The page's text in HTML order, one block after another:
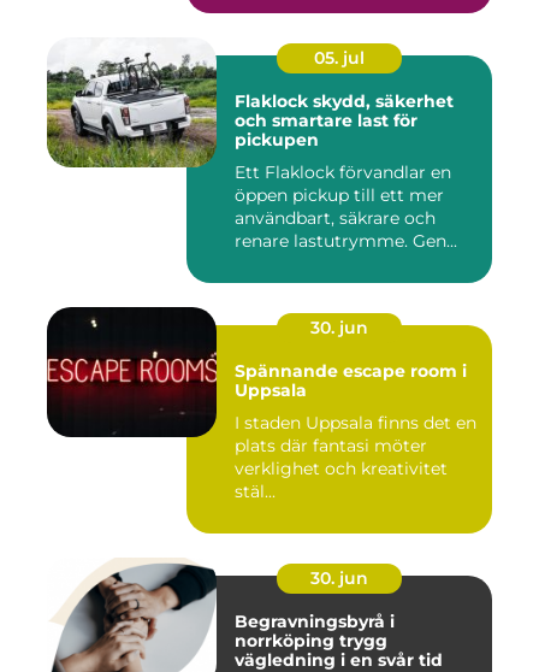
05. jul
Flaklock skydd, säkerhet
och smartare last för
pickupen
Ett Flaklock förvandlar en
öppen pickup till ett mer
användbart, säkrare och
renare lastutrymme. Gen...
30. jun
Spännande escape room i
Uppsala
I staden Uppsala finns det en
plats där fantasi möter
verklighet och kreativitet
stäl...
30. jun
Begravningsbyrå i
norrköping trygg
vägledning i en svår tid